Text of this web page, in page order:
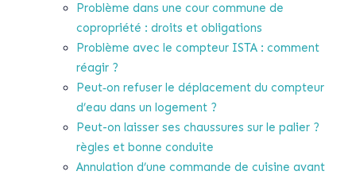
Problème dans une cour commune de
copropriété : droits et obligations
Problème avec le compteur ISTA : comment
réagir ?
Peut‑on refuser le déplacement du compteur
d’eau dans un logement ?
Peut-on laisser ses chaussures sur le palier ?
règles et bonne conduite
Annulation d’une commande de cuisine avant